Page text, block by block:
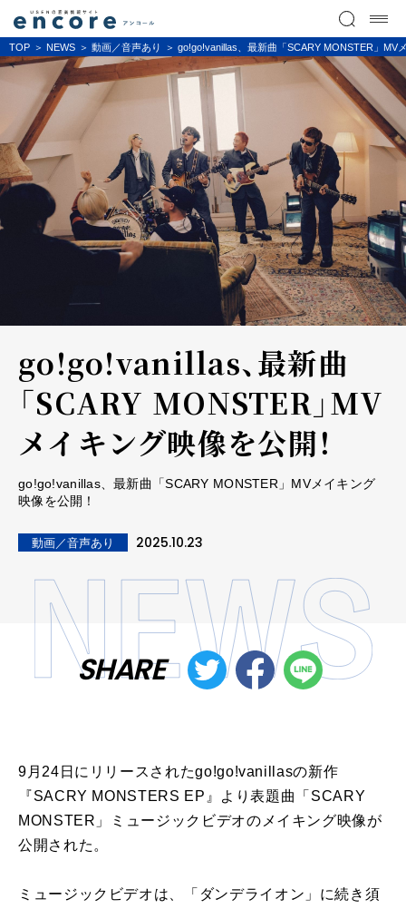
TOP NEWS 動画／音声あり go!go!vanillas、最新曲「SCARY MONSTER」MV
go!go!vanillas、最新曲
「SCARY MONSTER」MV
メイキング映像を公開！
go!go!vanillas、最新曲「SCARY MONSTER」MVメイキング
映像を公開！
動画／音声あり 2025.10.23
SHARE
9月24日にリリースされたgo!go!vanillasの新作
『SACRY MONSTERS EP』より表題曲「 SCARY
MONSTER 」
ミュージックビデオのメイキング映像が
公開 された。
ミュージックビデオは、「ダンデライオン」 に続き須